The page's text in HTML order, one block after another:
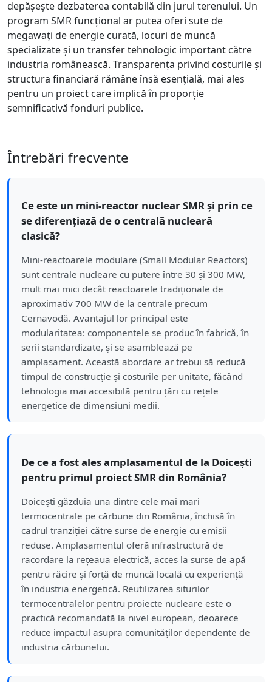
depășește dezbaterea contabilă din jurul terenului. Un
program SMR funcțional ar putea oferi sute de
megawați de energie curată, locuri de muncă
specializate și un transfer tehnologic important către
industria românească. Transparența privind costurile și
structura financiară rămâne însă esențială, mai ales
pentru un proiect care implică în proporție
semnificativă fonduri publice.
Întrebări frecvente
Ce este un mini-reactor nuclear SMR și prin ce
se diferențiază de o centrală nucleară
clasică?
Mini-reactoarele modulare (Small Modular Reactors)
sunt centrale nucleare cu putere între 30 și 300 MW,
mult mai mici decât reactoarele tradiționale de
aproximativ 700 MW de la centrale precum
Cernavodă. Avantajul lor principal este
modularitatea: componentele se produc în fabrică, în
serii standardizate, și se asamblează pe
amplasament. Această abordare ar trebui să reducă
timpul de construcție și costurile per unitate, făcând
tehnologia mai accesibilă pentru țări cu rețele
energetice de dimensiuni medii.
De ce a fost ales amplasamentul de la Doicești
pentru primul proiect SMR din România?
Doicești găzduia una dintre cele mai mari
termocentrale pe cărbune din România, închisă în
cadrul tranziției către surse de energie cu emisii
reduse. Amplasamentul oferă infrastructură de
racordare la rețeaua electrică, acces la surse de apă
pentru răcire și forță de muncă locală cu experiență
în industria energetică. Reutilizarea siturilor
termocentralelor pentru proiecte nucleare este o
practică recomandată la nivel european, deoarece
reduce impactul asupra comunităților dependente de
industria cărbunelui.